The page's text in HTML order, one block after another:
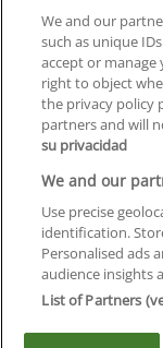
We and our
such as unique
accept or
right to object
the privacy policy
partners and will
su privacidad
We and our
Use precise
identification.
Personalised ads
audience insights
List of Partners